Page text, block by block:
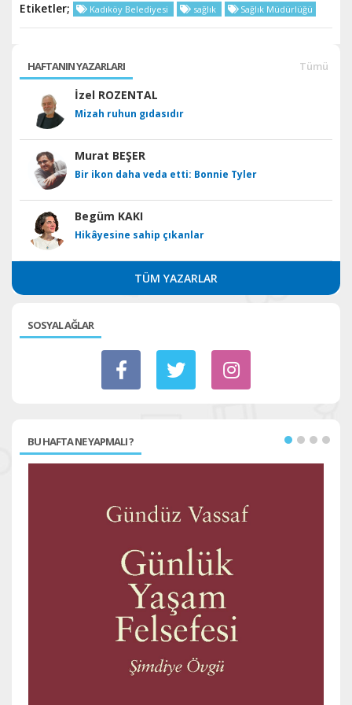
Etiketler; Kadıköy Belediyesi sağlık Sağlık Müdürlüğü
HAFTANIN YAZARLARI Tümü
İzel ROZENTAL
Mizah ruhun gıdasıdır
Murat BEŞER
Bir ikon daha veda etti: Bonnie Tyler
Begüm KAKI
Hikâyesine sahip çıkanlar
TÜM YAZARLAR
SOSYAL AĞLAR
BU HAFTA NE YAPMALI ?